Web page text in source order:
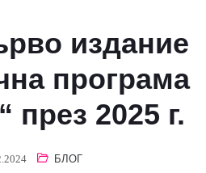
издание
програма
през 2025 г.
БЛОГ